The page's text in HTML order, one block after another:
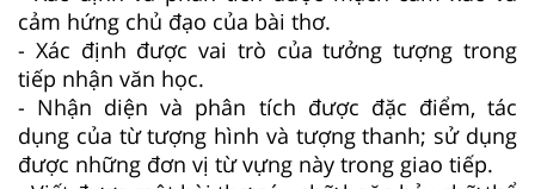
cảm hứng chủ đạo của bài thơ.
- Xác định được vai trò của tưởng tượng trong
tiếp nhận văn học.
- Nhận diện và phân tích được đặc điểm, tác
dụng của từ tượng hình và tượng thanh; sử dụng
được những đơn vị từ vựng này trong giao tiếp.